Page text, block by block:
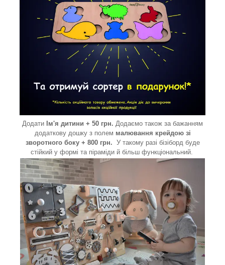
Додати Ім'я дитини + 50 грн. Додаємо також за бажанням
додаткову дошку з полем малювання крейдою зі
зворотного боку + 800 грн. У такому разі бізіборд буде
стійкий у формі та піраміди й більш функціональний.